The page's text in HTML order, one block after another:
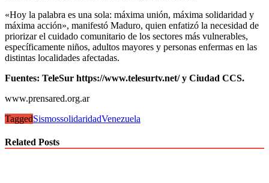
«Hoy la palabra es una sola: máxima unión, máxima solidaridad y
máxima acción», manifestó Maduro, quien enfatizó la necesidad de
priorizar el cuidado comunitario de los sectores más vulnerables,
específicamente niños, adultos mayores y personas enfermas en las
distintas localidades afectadas.
Fuentes: TeleSur https://www.telesurtv.net/ y Ciudad CCS.
www.prensared.org.ar
TaggedSismossolidaridadVenezuela
Related Posts